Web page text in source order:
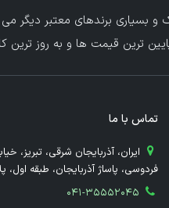
بسیاری برندهای معتبر دیگر
ترین قیمت ها و به روز ترین
تماس با ما
ایران، آذربایجان شرقی، تبریز،
فردوسی، پاساژ آذربایجان، طبقه اول،
041-35552045